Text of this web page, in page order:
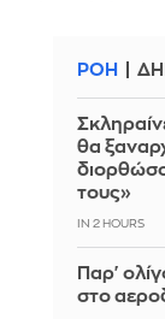
ΡΟΗ
θα
τους»
IN 2 HOURS
Παρ'
στο